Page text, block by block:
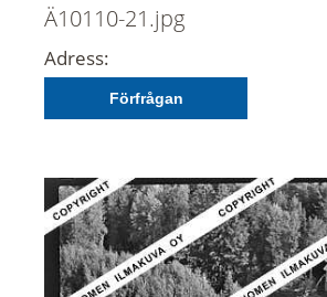
Ä10110-21.jpg
Adress:
Förfrågan